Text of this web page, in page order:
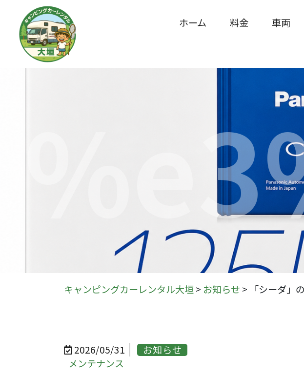
ホーム 料金 車両
バッテリーの交
キャンピングカーレンタル大垣> お知らせ > 「シーダ」
2026/05/31
お知らせ
メンテナンス